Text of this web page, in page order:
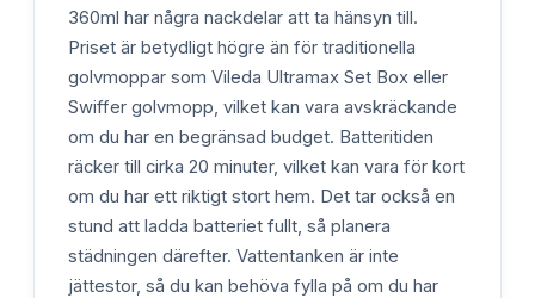
360ml har några nackdelar att ta hänsyn till.
Priset är betydligt högre än för traditionella
golvmoppar som Vileda Ultramax Set Box eller
Swiffer golvmopp, vilket kan vara avskräckande
om du har en begränsad budget. Batteritiden
räcker till cirka 20 minuter, vilket kan vara för kort
om du har ett riktigt stort hem. Det tar också en
stund att ladda batteriet fullt, så planera
städningen därefter. Vattentanken är inte
jättestor, så du kan behöva fylla på om du har